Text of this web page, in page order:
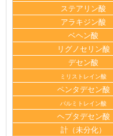
ステアリン酸
アラキジン酸
ベヘン酸
リグノセリン酸
デセン酸
ミリストレイン酸
ペンタデセン酸
パルミトレイン酸
ヘプタデセン酸
計（未分化）